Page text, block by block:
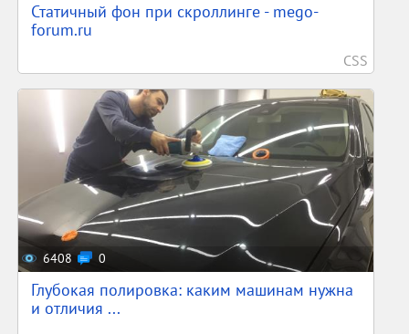
Статичный фон при скроллинге - mego-
forum.ru
CSS
6408 0
Глубокая полировка: каким машинам нужна
и отличия ...